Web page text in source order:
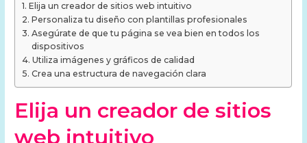
Elija un creador de sitios web intuitivo
Personaliza tu diseño con plantillas profesionales
Asegúrate de que tu página se vea bien en todos los
dispositivos
Utiliza imágenes y gráficos de calidad
Crea una estructura de navegación clara
Elija un creador de sitios
web intuitivo